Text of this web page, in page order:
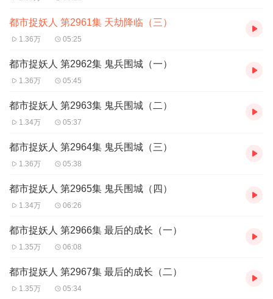
都市捉妖人 第2961集 天劫降临（三）
1.36万 05:25
都市捉妖人 第2962集 鬼兵围城（一）
1.36万 05:45
都市捉妖人 第2963集 鬼兵围城（二）
1.34万 05:37
都市捉妖人 第2964集 鬼兵围城（三）
1.36万 05:38
都市捉妖人 第2965集 鬼兵围城（四）
1.34万 06:26
都市捉妖人 第2966集 最后的成长（一）
1.35万 06:08
都市捉妖人 第2967集 最后的成长（二）
1.35万 05:34